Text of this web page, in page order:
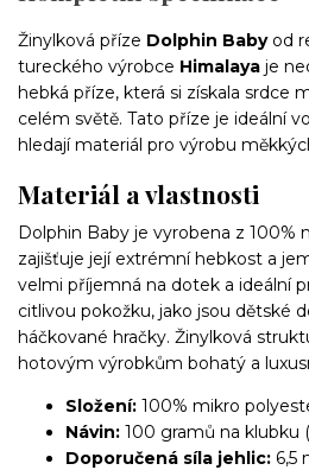
Žinylková příze Dolphin Babyod
tureckého výrobce Himalaya je
hebká příze, která si získala srdce
celém světě. Tato příze je ideální
hledají materiál pro výrobu
Materiál a vlastnosti
Dolphin Baby je vyrobena z 100%
zajišťuje její extrémní hebkost a
velmi příjemná na dotek a ideální
citlivou pokožku, jako jsou dětské
háčkované hračky. Žinylková
hotovým výrobkům bohatý a
Složení: 100% mikro
Návin: 100 gramů na klubku
Doporučená síla jehlic: 6,5